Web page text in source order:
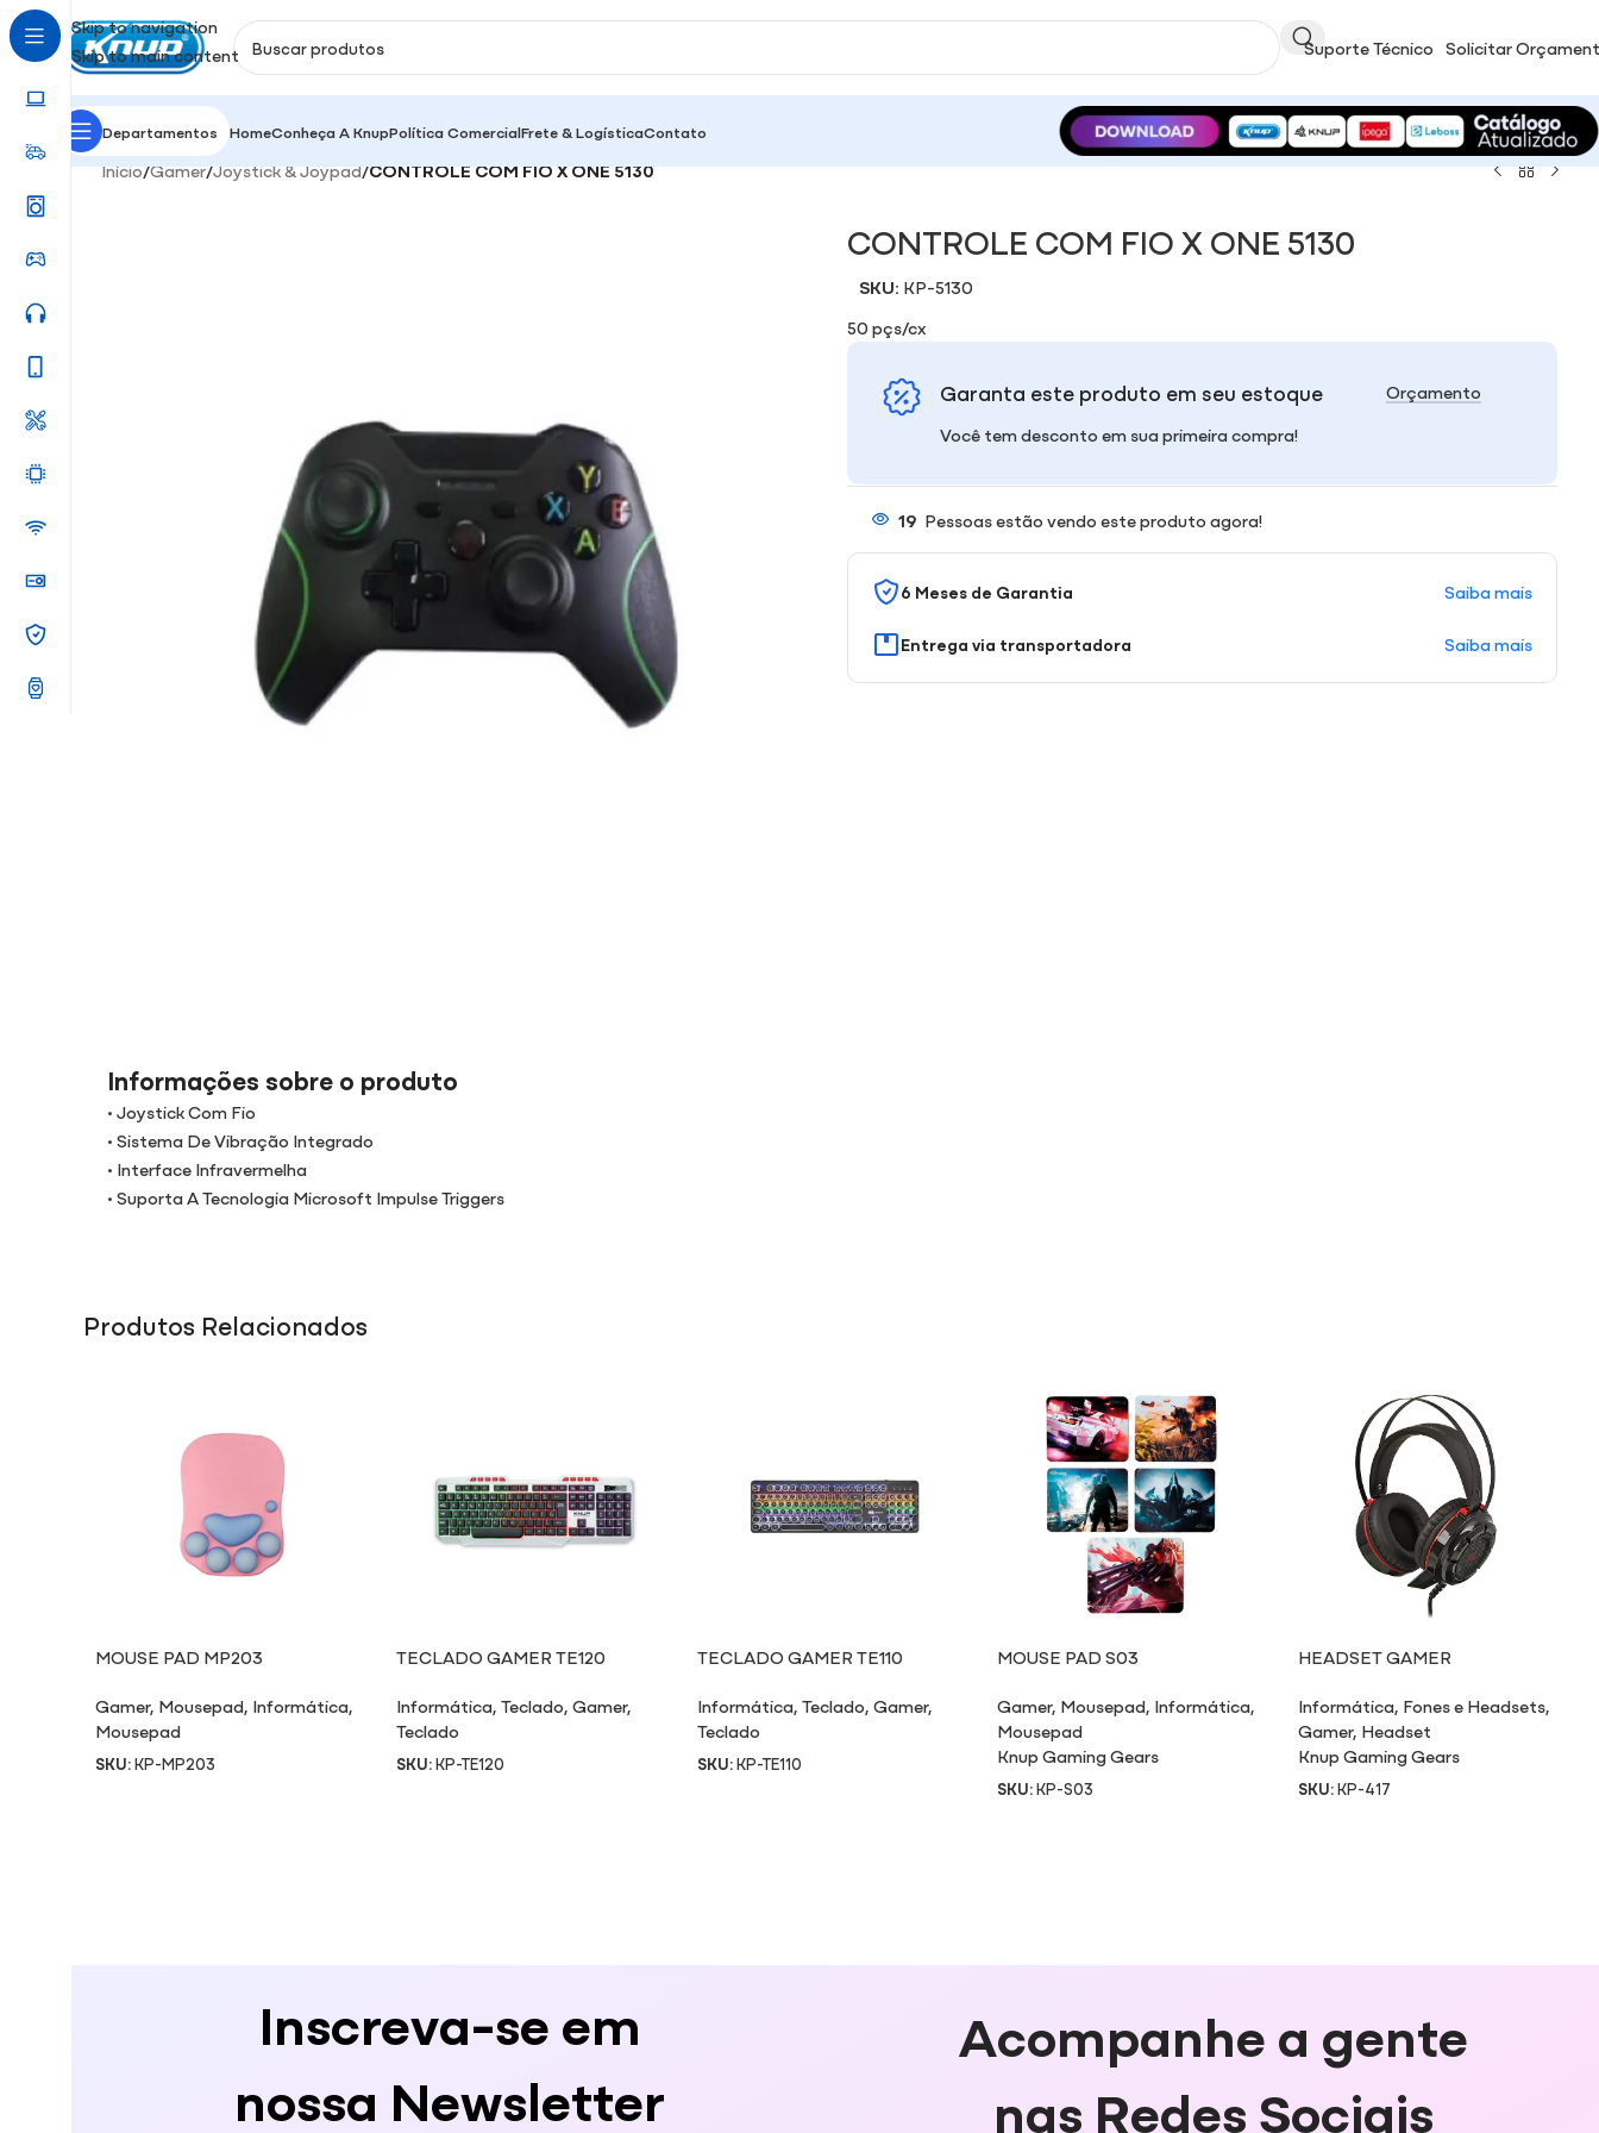
Skip to navigation
Skip to main content
Suporte Técnico Solicitar
Departamentos HomeConheça A KnupPolítica ComercialFrete & LogísticaContato
Início/Gamer/Joystick & Joypad/CONTROLE COM FIO X ONE 5130
CONTROLE COM FIO X ONE 5130
SKU: KP-5130
50 pçs/cx
Garanta este produto em seu estoque
Você tem desconto em sua primeira compra!
Orçamento
19 Pessoas estão vendo este produto agora!
6 Meses de Garantia Saiba mais
Entrega via transportadora Saiba mais
Informações sobre o produto
• Joystick Com Fio
• Sistema De Vibração Integrado
• Interface Infravermelha
• Suporta A Tecnologia Microsoft Impulse Triggers
Produtos Relacionados
MOUSE PAD MP203
Gamer, Mousepad, Informática,
Mousepad
SKU:KP-MP203
TECLADO GAMER TE120
Informática,Teclado,Gamer,
Teclado
SKU:KP-TE120
TECLADO GAMER TE110
Informática,Teclado,Gamer,
Teclado
SKU:KP-TE110
MOUSE PAD S03
Gamer, Mousepad, Informática,
Mousepad
Knup Gaming Gears
SKU:KP-S03
HEADSET GAMER
Informática, Fones e Headsets,
Gamer, Headset
Knup Gaming Gears
SKU:KP-417
Inscreva-se em
nossa Newsletter
Acompanhe a gente
nas Redes Sociais